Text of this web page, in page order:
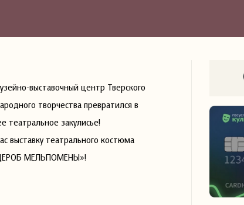
выставочный центр Тверского
творчества превратился в
театральное закулисье!
выставку театрального костюма
МЕЛЬПОМЕНЫ»!